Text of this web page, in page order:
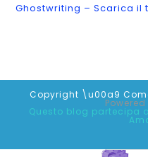
Ghostwriting – Scarica il
Copyright \u00a9
Questo blog partecipa